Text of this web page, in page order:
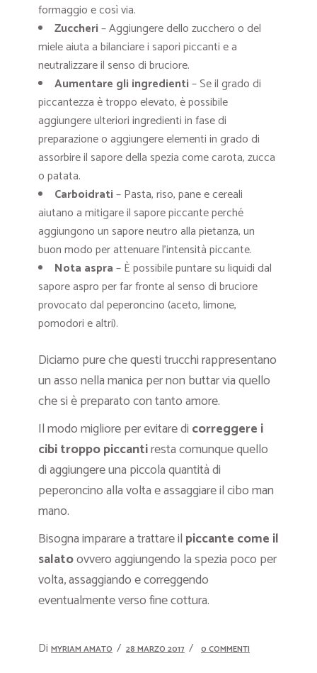
formaggio e così via.
Zuccheri– Aggiungere dello zucchero o del
miele aiuta a bilanciare i sapori piccanti e a
neutralizzare il senso di bruciore.
Aumentare gli ingredienti– Se il grado di
piccantezza è troppo elevato, è possibile
aggiungere ulteriori ingredienti in fase di
preparazione o aggiungere elementi in grado di
assorbire il sapore della spezia come carota, zucca
o patata.
Carboidrati– Pasta, riso, pane e cereali
aiutano a mitigare il sapore piccante perché
aggiungono un sapore neutro alla pietanza, un
buon modo per attenuare l’intensità piccante.
Nota aspra– È possibile puntare su liquidi dal
sapore aspro per far fronte al senso di bruciore
provocato dal peperoncino (aceto, limone,
pomodori e altri).
Diciamo pure che questi trucchi rappresentano
un asso nella manica per non buttar via quello
che si è preparato con tanto amore.
Il modo migliore per evitare di correggere i
cibi troppo piccantiresta comunque quello
di aggiungere una piccola quantità di
peperoncino alla volta e assaggiare il cibo man
mano.
Bisogna imparare a trattare il piccante come il
salatoovvero aggiungendo la spezia poco per
volta, assaggiando e correggendo
eventualmente verso fine cottura.
Di MYRIAM AMATO 28 MARZO 2017 0 COMMENTI